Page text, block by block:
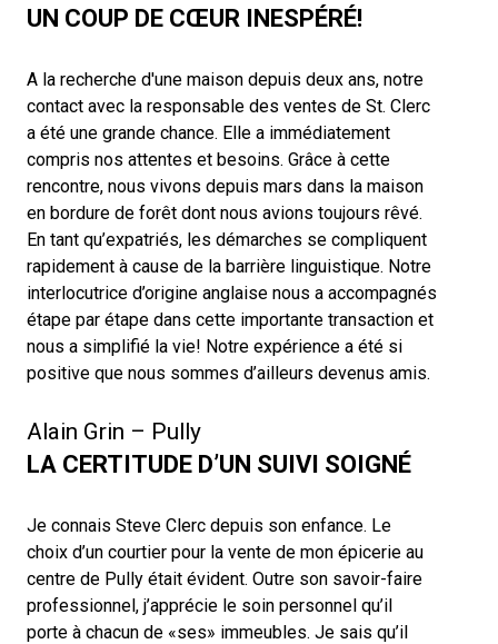
UN COUP DE CŒUR INESPÉRÉ!
A la recherche d'une maison depuis deux ans, notre
contact avec la responsable des ventes de St. Clerc
a été une grande chance. Elle a immédiatement
compris nos attentes et besoins. Grâce à cette
rencontre, nous vivons depuis mars dans la maison
en bordure de forêt dont nous avions toujours rêvé.
En tant qu’expatriés, les démarches se compliquent
rapidement à cause de la barrière linguistique. Notre
interlocutrice d’origine anglaise nous a accompagnés
étape par étape dans cette importante transaction et
nous a simplifié la vie! Notre expérience a été si
positive que nous sommes d’ailleurs devenus amis.
Alain Grin – Pully
LA CERTITUDE D’UN SUIVI SOIGNÉ
Je connais Steve Clerc depuis son enfance. Le
choix d’un courtier pour la vente de mon épicerie au
centre de Pully était évident. Outre son savoir-faire
professionnel, j’apprécie le soin personnel qu’il
porte à chacun de «ses» immeubles. Je sais qu’il